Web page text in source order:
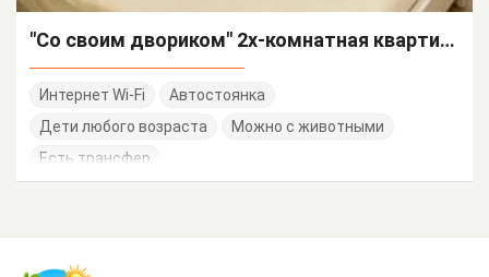
"Со своим двориком" 2х-комнатная квартира
Интернет Wi-Fi
Автостоянка
Дети любого возраста
Можно с животными
Есть трансфер